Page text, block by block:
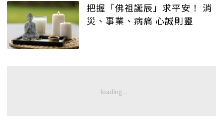
把握「佛祖誕辰」求平安！ 消
災、事業、病痛 心誠則靈